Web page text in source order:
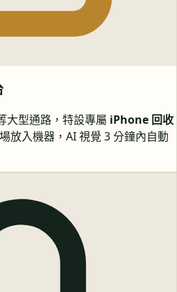
大型通路，特設專屬 iPhone 回收
放入機器，AI 視覺 3 分鐘內自動